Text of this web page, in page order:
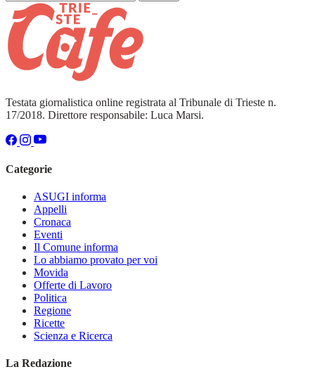
Testata giornalistica online registrata al Tribunale di Trieste n.
17/2018. Direttore responsabile: Luca Marsi.
Categorie
ASUGI informa
Appelli
Cronaca
Eventi
Il Comune informa
Lo abbiamo provato per voi
Movida
Offerte di Lavoro
Politica
Regione
Ricette
Scienza e Ricerca
La Redazione